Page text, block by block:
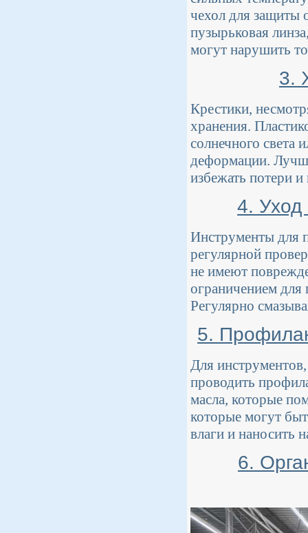
чехол для защиты
пузырьковая
могут нарушить
3.
Крестики,
хранения.
солнечного света
деформации.
избежать потери
4. Уход
Инструменты для
регулярной
не имеют
ограничением
Регулярно
5.
Для
проводить
масла, которые
которые могут
влаги и наносить
6.